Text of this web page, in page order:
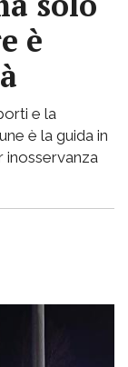
è
e la
è la guida in
inosservanza